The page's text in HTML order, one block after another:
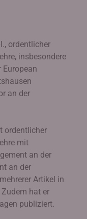
ordentlicher
insbesondere
European
an der
ordentlicher
mit
an der
an der
Artikel in
hat er
publiziert.